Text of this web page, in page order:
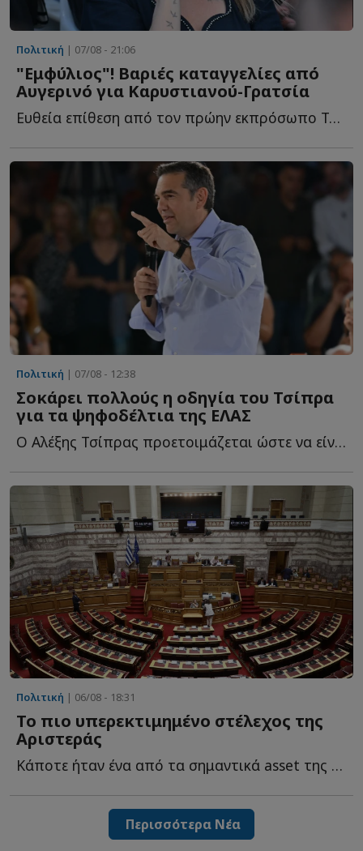
Πολιτική | 07/08 - 21:06
"Εμφύλιος"! Βαριές καταγγελίες από
Αυγερινό για Καρυστιανού-Γρατσία
Ευθεία επίθεση από τον πρώην εκπρόσωπο Τύπου του κόμματος «...
Πολιτική | 07/08 - 12:38
Σοκάρει πολλούς η οδηγία του Τσίπρα
για τα ψηφοδέλτια της ΕΛΑΣ
Ο Αλέξης Τσίπρας προετοιμάζεται ώστε να είναι έτοιμο ό...
Πολιτική | 06/08 - 18:31
Το πιο υπερεκτιμημένο στέλεχος της
Αριστεράς
Κάποτε ήταν ένα από τα σημαντικά asset της Αριστεράς. Τ...
Περισσότερα Νέα